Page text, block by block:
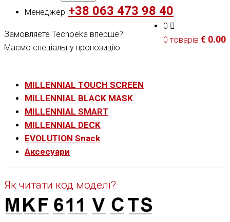
Менеджер +38 063 473 98 40
0
0 товарів € 0.00
Замовляєте Tecnoeka вперше?
Маємо спеціальну пропозицію
MILLENNIAL TOUCH SCREEN
MILLENNIAL BLACK MASK
MILLENNIAL SMART
MILLENNIAL DECK
EVOLUTION Snack
Аксесуари
Як читати код моделі?